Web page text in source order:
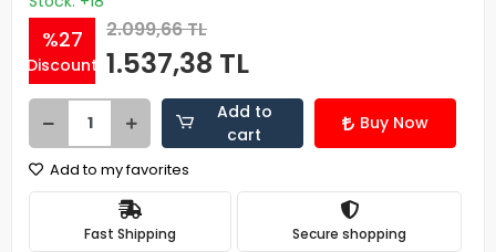
%27
Discount
2.099,66 TL
1.537,38 TL
Add to
cart
Buy Now
Add to my favorites
Fast Shipping Secure shopping